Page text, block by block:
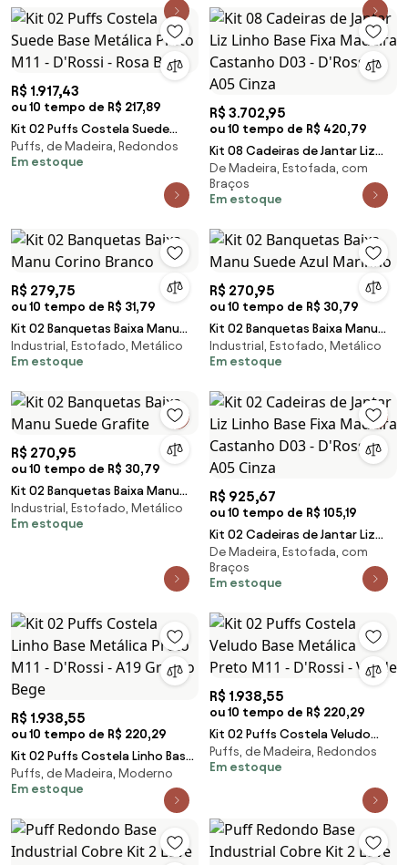
R$ 1.917,43
ou 10 tempo de R$ 217,89
Kit 02 Puffs Costela Suede
Base Metálica Preto M11 -
D'Rossi - Rosa Bebê
Puffs, de Madeira, Redondos
Em estoque
R$ 3.702,95
ou 10 tempo de R$ 420,79
Kit 08 Cadeiras de Jantar Liz
Linho Base Fixa Madeira
Castanho D03 - D'Rossi - A05
Cinza
De Madeira, Estofada, com
Braços
Em estoque
R$ 279,75
ou 10 tempo de R$ 31,79
Kit 02 Banquetas Baixa Manu
Corino Branco
Industrial, Estofado, Metálico
Em estoque
R$ 270,95
ou 10 tempo de R$ 30,79
Kit 02 Banquetas Baixa Manu
Suede Azul Marinho
Industrial, Estofado, Metálico
Em estoque
R$ 270,95
ou 10 tempo de R$ 30,79
Kit 02 Banquetas Baixa Manu
Suede Grafite
Industrial, Estofado, Metálico
Em estoque
R$ 925,67
ou 10 tempo de R$ 105,19
Kit 02 Cadeiras de Jantar Liz
Linho Base Fixa Madeira
Castanho D03 - D'Rossi - A05
Cinza
De Madeira, Estofada, com
Braços
Em estoque
R$ 1.938,55
ou 10 tempo de R$ 220,29
Kit 02 Puffs Costela Linho Base
Metálica Preto M11 - D'Rossi -
A19 Grosso Bege
Puffs, de Madeira, Moderno
Em estoque
R$ 1.938,55
ou 10 tempo de R$ 220,29
Kit 02 Puffs Costela Veludo
Base Metálica Preto M11 -
D'Rossi - Verde
Puffs, de Madeira, Redondos
Em estoque